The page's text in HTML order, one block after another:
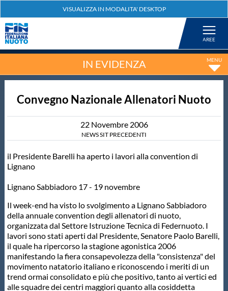
Nuoto
Artistico
Fondo
Salvamento
Master
Formazione
IN EVIDENZA
Convegno Nazionale Allenatori Nuoto
22 Novembre 2006
NEWS SIT PRECEDENTI
il Presidente Barelli ha aperto i lavori alla convention di
Lignano
Lignano Sabbiadoro 17 - 19 novembre
Il week-end ha visto lo svolgimento a Lignano Sabbiadoro
della annuale convention degli allenatori di nuoto,
organizzata dal Settore Istruzione Tecnica di Federnuoto. I
lavori sono stati aperti dal Presidente, Senatore Paolo Barelli,
il quale ha ripercorso la stagione agonistica 2006
manifestando la fiera consapevolezza della "consistenza" del
movimento natatorio italiano e riconoscendo i meriti di un
trend ormai consolidato e più che positivo, tanto ai vertici ed
alle squadre dei centri maggiori quanto alla cosiddetta